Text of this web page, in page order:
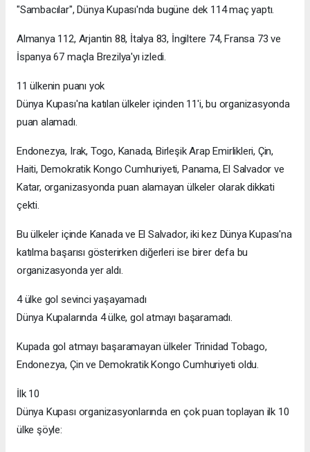
"Sambacılar", Dünya Kupası'nda bugüne dek 114 maç yaptı.
Almanya 112, Arjantin 88, İtalya 83, İngiltere 74, Fransa 73 ve
İspanya 67 maçla Brezilya'yı izledi.
11 ülkenin puanı yok
Dünya Kupası'na katılan ülkeler içinden 11'i, bu organizasyonda
puan alamadı.
Endonezya, Irak, Togo, Kanada, Birleşik Arap Emirlikleri, Çin,
Haiti, Demokratik Kongo Cumhuriyeti, Panama, El Salvador ve
Katar, organizasyonda puan alamayan ülkeler olarak dikkati
çekti.
Bu ülkeler içinde Kanada ve El Salvador, iki kez Dünya Kupası'na
katılma başarısı gösterirken diğerleri ise birer defa bu
organizasyonda yer aldı.
4 ülke gol sevinci yaşayamadı
Dünya Kupalarında 4 ülke, gol atmayı başaramadı.
Kupada gol atmayı başaramayan ülkeler Trinidad Tobago,
Endonezya, Çin ve Demokratik Kongo Cumhuriyeti oldu.
İlk 10
Dünya Kupası organizasyonlarında en çok puan toplayan ilk 10
ülke şöyle: